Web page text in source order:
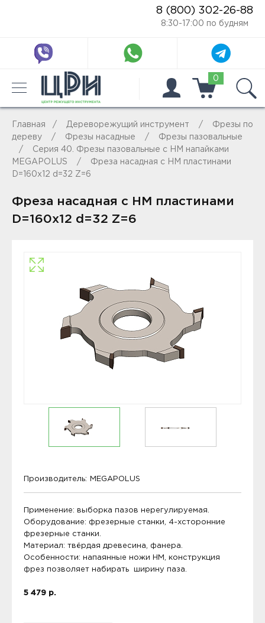
8 (800) 302-26-88
8:30-17:00 по будням
0
Главная Дереворежущий инструмент
Фрезы по
дереву
Фрезы насадные
Фрезы пазовальные
Серия 40. Фрезы пазовальные с HM напайками
MEGAPOLUS
Фреза насадная с HM пластинами
D=160x12 d=32 Z=6
Фреза насадная с HM пластинами
D=160x12 d=32 Z=6
Производитель: MEGAPOLUS
Применение: выборка пазов нерегулируемая.
Оборудование: фрезерные станки, 4-хсторонние
фрезерные станки.
Материал: твёрдая древесина, фанера.
Особенности: напаянные ножи НМ, конструкция
фрез позволяет набирать ширину паза.
5 479 р.